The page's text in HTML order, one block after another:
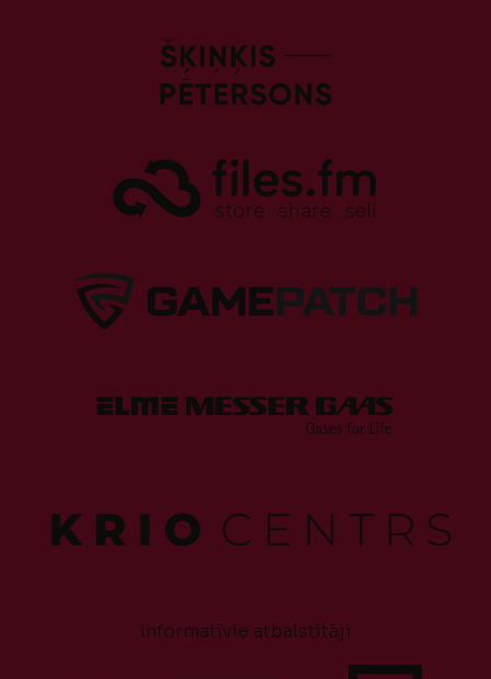
Informatīvie atbalstītāji